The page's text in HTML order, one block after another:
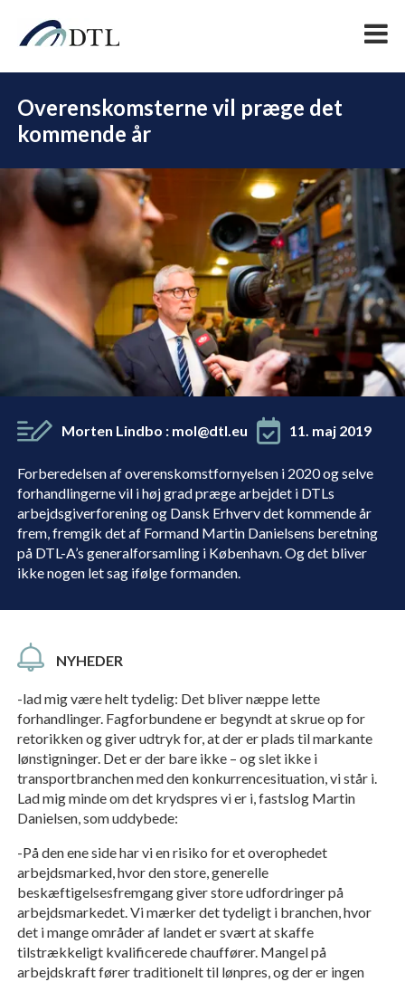
DEL
NYHEDER
Overenskomsterne vil præge det
kommende år
Forberedelsen af overenskomstfornyelsen i 2020 og selve
forhandlingerne vil i høj grad præge arbejdet i DTLs
arbejdsgiverforening og Dansk Erhverv det kommende år
frem, fremgik det af Formand Martin Danielsens beretning
på DTL-A’s generalforsamling i København. Og det bliver
ikke nogen let sag ifølge formanden.
Morten Lindbo : mol@dtl.eu 11. maj 2019
-lad mig være helt tydelig: Det bliver næppe lette
forhandlinger. Fagforbundene er begyndt at skrue op for
retorikken og giver udtryk for, at der er plads til markante
lønstigninger. Det er der bare ikke – og slet ikke i
transportbranchen med den konkurrencesituation, vi står i.
Lad mig minde om det krydspres vi er i, fastslog Martin
Danielsen, som uddybede:
-På den ene side har vi en risiko for et overophedet
arbejdsmarked, hvor den store, generelle
beskæftigelsesfremgang giver store udfordringer på
arbejdsmarkedet. Vi mærker det tydeligt i branchen, hvor
det i mange områder af landet er svært at skaffe
tilstrækkeligt kvalificerede chauffører. Mangel på
arbejdskraft fører traditionelt til lønpres, og der er ingen